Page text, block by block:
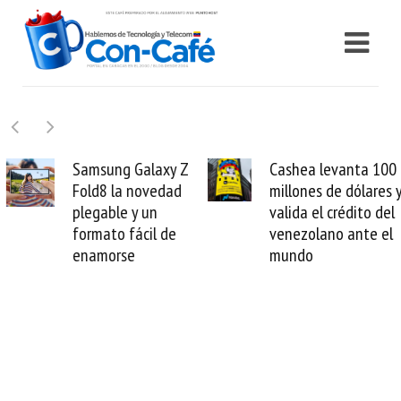
Samsung Galaxy Z
Fold8 la novedad
plegable y un
formato fácil de
enamorse
Cashea levanta 100
millones de dólares y
valida el crédito del
venezolano ante el
mundo